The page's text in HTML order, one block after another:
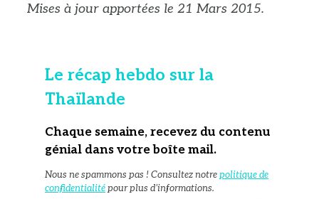
Mises à jour apportées le 21 Mars 2015.
Le récap hebdo sur la
Thaïlande
Chaque semaine, recevez du contenu
génial dans votre boîte mail.
Nous ne spammons pas ! Consultez notrepolitique de
confidentialitépour plus d’informations.